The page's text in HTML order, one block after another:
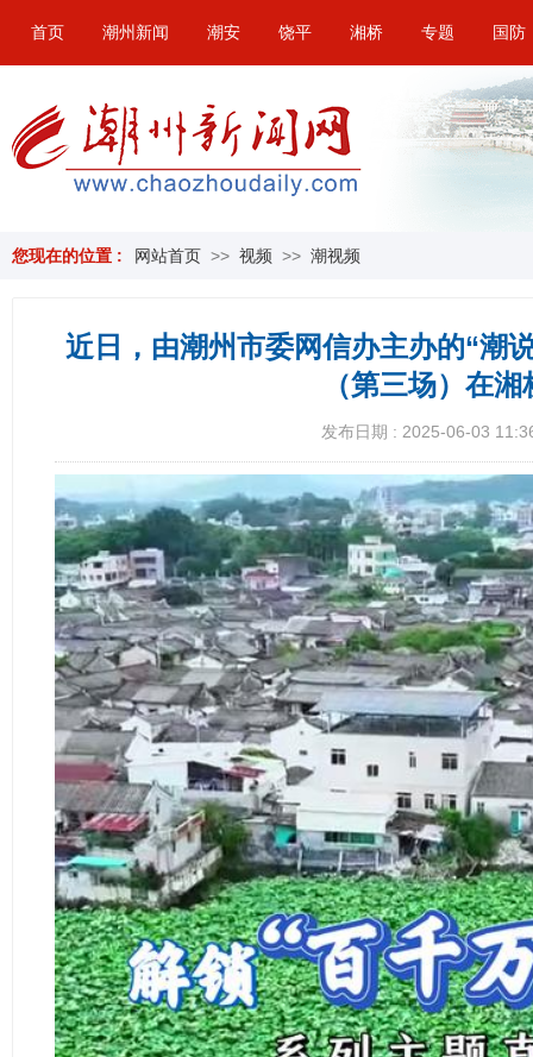
首页 潮州新闻 潮安 饶平 湘桥 专题 国防
您现在的位置 : 网站首页 >> 视频 >> 潮视频
近日，由潮州市委网信办主办的“潮
（第三场）在
发布日期 : 2025-06-03